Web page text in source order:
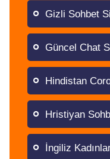
Gizli Sohbet
Güncel Chat
Hindistan
Hristiyan
İngiliz